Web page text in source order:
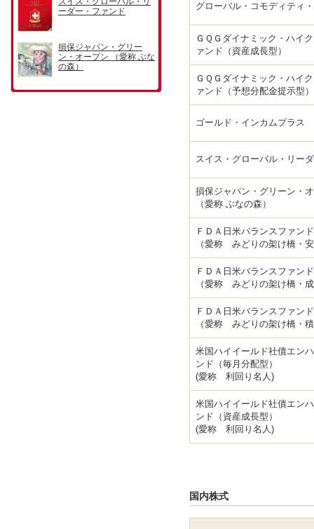
グローバル・コモディティ
ＧＱＧダイナミック・ハイ
ァンド（資産成長型）
ＧＱＧダイナミック・ハイ
ァンド（予想分配金提示型）
ゴールド・インカムプラス
スイス・グローバル・リー
損保ジャパン・グリーン・
（愛称 ぶなの森）
ＦＤＡ日米バランスファ
（愛称 みどりの架け橋・
ＦＤＡ日米バランスファ
（愛称 みどりの架け橋・
ＦＤＡ日米バランスファ
（愛称 みどりの架け橋・
米国ハイイールド社債エン
ンド（毎月分配型）
(愛称 利回り名人)
米国ハイイールド社債エン
ンド（資産成長型）
(愛称 利回り名人)
国内株式